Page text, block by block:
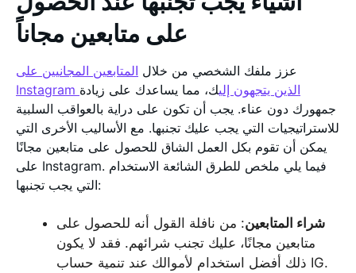
على متابعين مجاناً
عزز ملفك الشخصي من خلال المتابعين المجانيين على
Instagram الذين يتجهون إليك، مما يساعدك على زيادة
جمهورك دون عناء. يجب أن تكون على دراية بالعواقب السلبية
للاستراتيجيات التي يجب عليك تجنبها. مع الأساليب الأخرى التي
يمكن أن تقوم بكل العمل الشاق للحصول على متابعين مجانًا
على Instagram. فيما يلي ملخص للطرق الشائعة الاستخدام
التي يجب تجنبها:
شراء المتابعين: من نافلة القول أنه للحصول على
متابعين مجانًا، عليك تجنب شرائهم. فقد لا يكون
ذلك أفضل استخدام لأموالك عند تنمية حساب IG.